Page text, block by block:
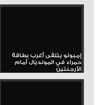
إمبولو يتلقى أغرب بطاقة
حمراء في المونديال أمام
الأرجنتين